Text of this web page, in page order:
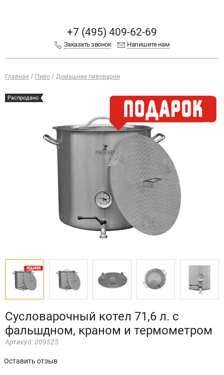
+7 (495) 409-62-69
Заказать звонок Напишите нам
Главная Пиво Домашние пивоварни
Распродано
Сусловарочный котел 71,6 л. с
фальшдном, краном и термометром
Артикул: 009525
Оставить отзыв